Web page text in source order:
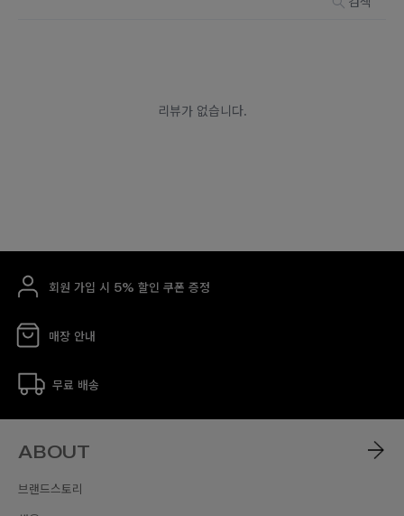
회원 가입 시 5% 할인 쿠폰 증정
매장 안내
무료 배송
ABOUT
브랜드스토리